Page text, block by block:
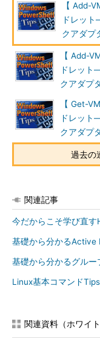
【 Add-
ドレッ
クアダプ
【 Add-
ドレット
クアダプ
【 Get-
ドレット
クアダプ
過去の
関連記事
今だからこそ学び直す
基礎から分かるActive
基礎から分かるグルー
Linux基本コマンドTips
関連資料（ホワイト